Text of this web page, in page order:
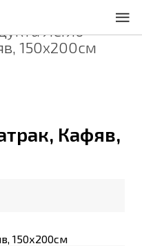
Легло
150х200см
Кафяв,
150х200см